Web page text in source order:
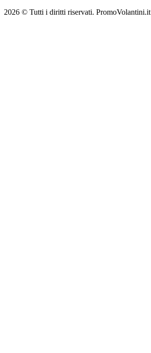
2026 © Tutti i diritti riservati. PromoVolantini.it